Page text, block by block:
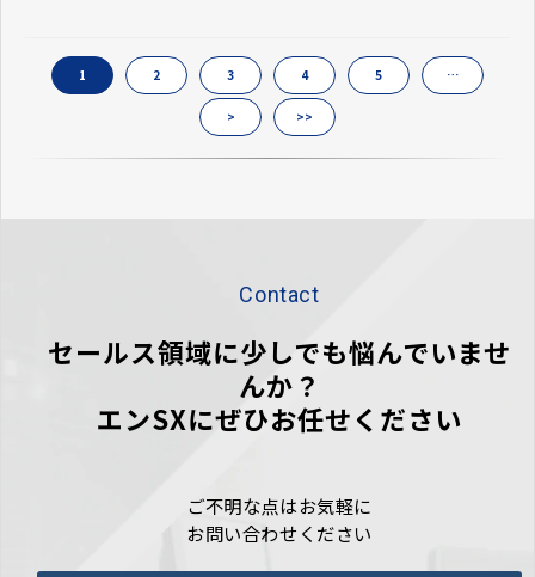
1 2 3 4 5 …
> >>
Contact
セールス領域に少しでも悩んでいませ
んか？
エンSXにぜひお任せください
ご不明な点はお気軽に
お問い合わせください